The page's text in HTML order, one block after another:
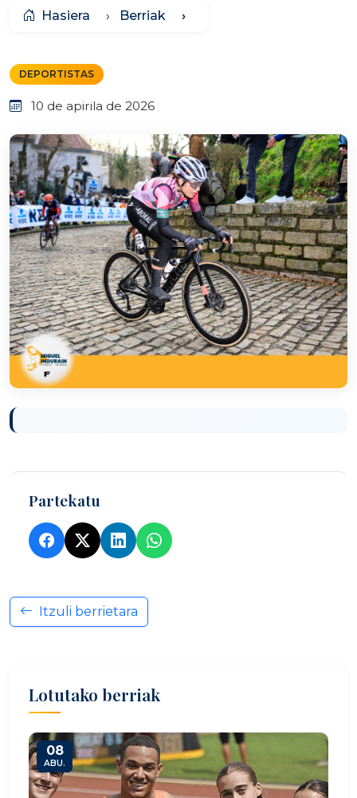
Hasiera Berriak
DEPORTISTAS
10 de apirila de 2026
Partekatu
Itzuli berrietara
Lotutako berriak
08
ABU.